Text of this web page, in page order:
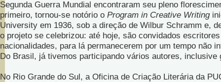
Segunda Guerra Mundial encontraram seu pleno
primeiro, tornou-se notório o Program in Creative Writing
University em 1936, sob a direção de Wilbur Schramm e,
o projeto se celebrizou: até hoje, são convidados
nacionalidades, para lá permanecerem por um tempo não
Do Brasil, já tivemos participando vários autores, inclusive
No Rio Grande do Sul, a Oficina de Criação Literária da